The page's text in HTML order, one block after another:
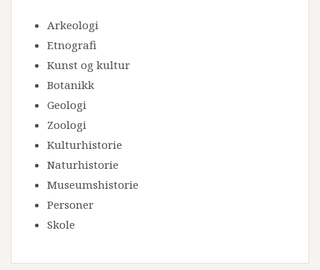
Arkeologi
Etnografi
Kunst og kultur
Botanikk
Geologi
Zoologi
Kulturhistorie
Naturhistorie
Museumshistorie
Personer
Skole